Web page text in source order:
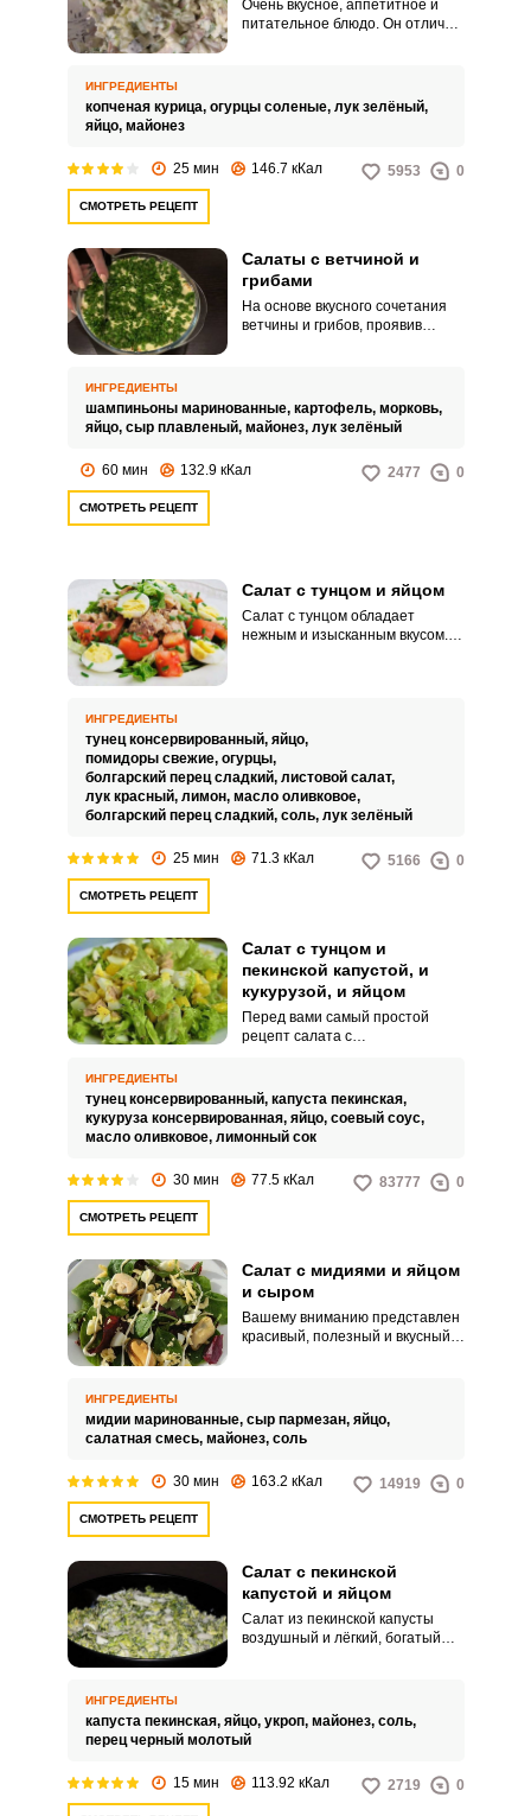
Очень вкусное, аппетитное и
питательное блюдо. Он отлично
ИНГРЕДИЕНТЫ
копченая курица, огурцы соленые, лук зелёный,
яйцо, майонез
25 мин 146.7 кКал 5953 0
СМОТРЕТЬ РЕЦЕПТ
Салаты с ветчиной и
грибами
На основе вкусного сочетания
ветчины и грибов, проявив
рецепте вам предлагается
приготовить салат послойно и
добавить к ветчине и грибам
картофелем, яйца и плавленый
ИНГРЕДИЕНТЫ
шампиньоны маринованные, картофель, морковь,
яйцо, сыр плавленый, майонез, лук зелёный
60 мин 132.9 кКал 2477 0
СМОТРЕТЬ РЕЦЕПТ
Салат с тунцом и яйцом
Салат с тунцом обладает
нежным и изысканным вкусом.
ИНГРЕДИЕНТЫ
тунец консервированный, яйцо,
помидоры свежие, огурцы,
болгарский перец сладкий, листовой салат,
лук красный, лимон, масло оливковое,
болгарский перец сладкий, соль, лук зелёный
25 мин 71.3 кКал 5166 0
СМОТРЕТЬ РЕЦЕПТ
Салат с тунцом и
пекинской капустой, и
кукурузой, и яйцом
Перед вами самый простой
рецепт салата с
Добавление пекинской капусты
делает салат свежим, а
пикантная заправка вносит
ИНГРЕДИЕНТЫ
тунец консервированный, капуста пекинская,
кукуруза консервированная, яйцо, соевый соус,
масло оливковое, лимонный сок
30 мин 77.5 кКал 83777 0
СМОТРЕТЬ РЕЦЕПТ
Салат с мидиями и яйцом
и сыром
Вашему вниманию представлен
красивый, полезный и вкусный
ИНГРЕДИЕНТЫ
мидии маринованные, сыр пармезан, яйцо,
салатная смесь, майонез, соль
30 мин 163.2 кКал 14919 0
СМОТРЕТЬ РЕЦЕПТ
Салат с пекинской
капустой и яйцом
Салат из пекинской капусты
воздушный и лёгкий, богатый
ИНГРЕДИЕНТЫ
капуста пекинская, яйцо, укроп, майонез, соль,
перец черный молотый
15 мин 113.92 кКал 2719 0